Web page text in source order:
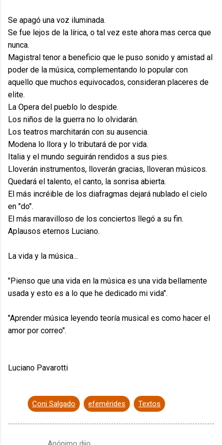
Se apagó una voz iluminada.
Se fue lejos de la lírica, o tal vez este ahora mas cerca que
nunca.
Magistral tenor a beneficio que le puso sonido y amistad al
poder de la música, complementando lo popular con
aquello que muchos equivocados, consideran placeres de
elite.
La Opera del pueblo lo despide.
Los niños de la guerra no lo olvidarán.
Los teatros marchitarán con su ausencia.
Modena lo llora y lo tributará de por vida.
Italia y el mundo seguirán rendidos a sus pies.
Lloverán instrumentos, lloverán gracias, lloveran músicos.
Quedará el talento, el canto, la sonrisa abierta.
El más incréible de los diafragmas dejará nublado el cielo
en "do".
El más maravilloso de los conciertos llegó a su fin.
Aplausos eternos Luciano.
La vida y la música...
"Pienso que una vida en la música es una vida bellamente
usada y esto es a lo que he dedicado mi vida".
"Aprender música leyendo teoría musical es como hacer el
amor por correo".
Luciano Pavarotti
Coni Salgado efemérides Textos